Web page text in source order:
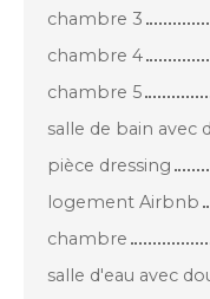
chambre 3
chambre 4
chambre 5
salle de bain avec
pièce dressing
logement Airbnb
chambre
salle d'eau avec